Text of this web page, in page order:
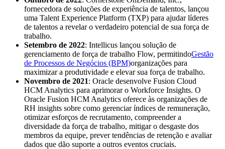
fornecedora de soluções de experiência de talentos, lançou
uma Talent Experience Platform (TXP) para ajudar líderes
de talentos a revelar o verdadeiro potencial de sua força de
trabalho.
Setembro de 2022: Intellicus lançou solução de
gerenciamento de força de trabalho Flow, permitindoGestão
de Processos de Negócios (BPM)organizações para
maximizar a produtividade e elevar sua força de trabalho.
Novembro de 2021: Oracle desenvolve Fusion Cloud
HCM Analytics para aprimorar o Workforce Insights. O
Oracle Fusion HCM Analytics oferece às organizações de
RH insights sobre como gerenciar índices de remuneração,
otimizar esforços de recrutamento, compreender a
diversidade da força de trabalho, mitigar o desgaste dos
membros da equipe, prever tendências de retenção e avaliar
dados que dão suporte a outros eventos cruciais.